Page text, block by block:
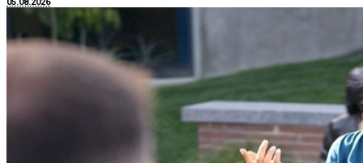
05.08.2026